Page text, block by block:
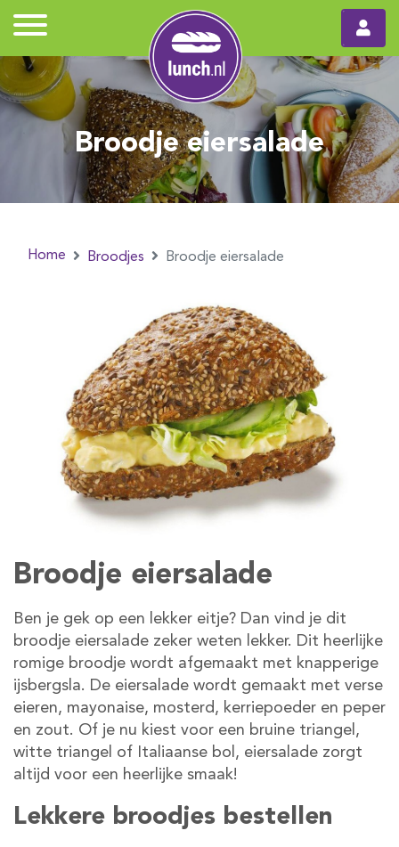
Broodje eiersalade
Home Broodjes Broodje eiersalade
Broodje eiersalade
Ben je gek op een lekker eitje? Dan vind je dit
broodje eiersalade zeker weten lekker. Dit heerlijke
romige broodje wordt afgemaakt met knapperige
ijsbergsla. De eiersalade wordt gemaakt met verse
eieren, mayonaise, mosterd, kerriepoeder en peper
en zout. Of je nu kiest voor een bruine triangel,
witte triangel of Italiaanse bol, eiersalade zorgt
altijd voor een heerlijke smaak!
Lekkere broodjes bestellen